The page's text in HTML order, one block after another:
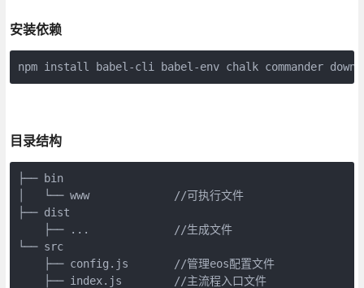
安装依赖
npm install babel-cli babel-env chalk commander
目录结构
├── bin
│   └── www             //可执行文件
├── dist
    ├── ...             //生成文件
└── src
    ├── config.js       //管理eos配置文件
    ├── index.js        //主流程入口文件